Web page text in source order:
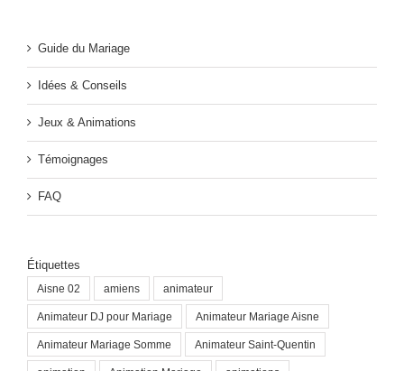
Guide du Mariage
Idées & Conseils
Jeux & Animations
Témoignages
FAQ
Étiquettes
Aisne 02 amiens animateur
Animateur DJ pour Mariage Animateur Mariage Aisne
Animateur Mariage Somme Animateur Saint-Quentin